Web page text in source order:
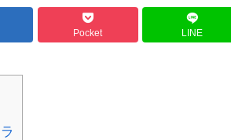
Pocket LINE